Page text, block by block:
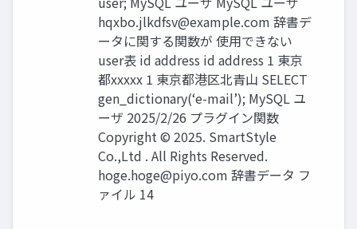
hqxbo.jlkdfsv@example.com 辞書デ
ータに関する関数が 使用できない
user表 id address id address 1 東京
都xxxxx 1 東京都港区北青山 SELECT
gen_dictionary(‘e-mail’); MySQL ユ
ーザ 2025/2/26 プラグイン関数
Copyright © 2025. SmartStyle
Co.,Ltd . All Rights Reserved.
hoge.hoge@piyo.com 辞書データ フ
ァイル 14